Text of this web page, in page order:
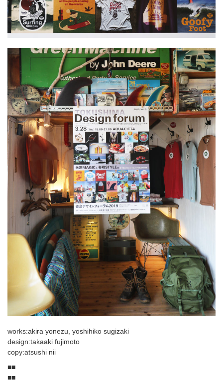
works:akira yonezu, yoshihiko sugizaki
design:takaaki fujimoto
copy:atsushi nii
■■
■■